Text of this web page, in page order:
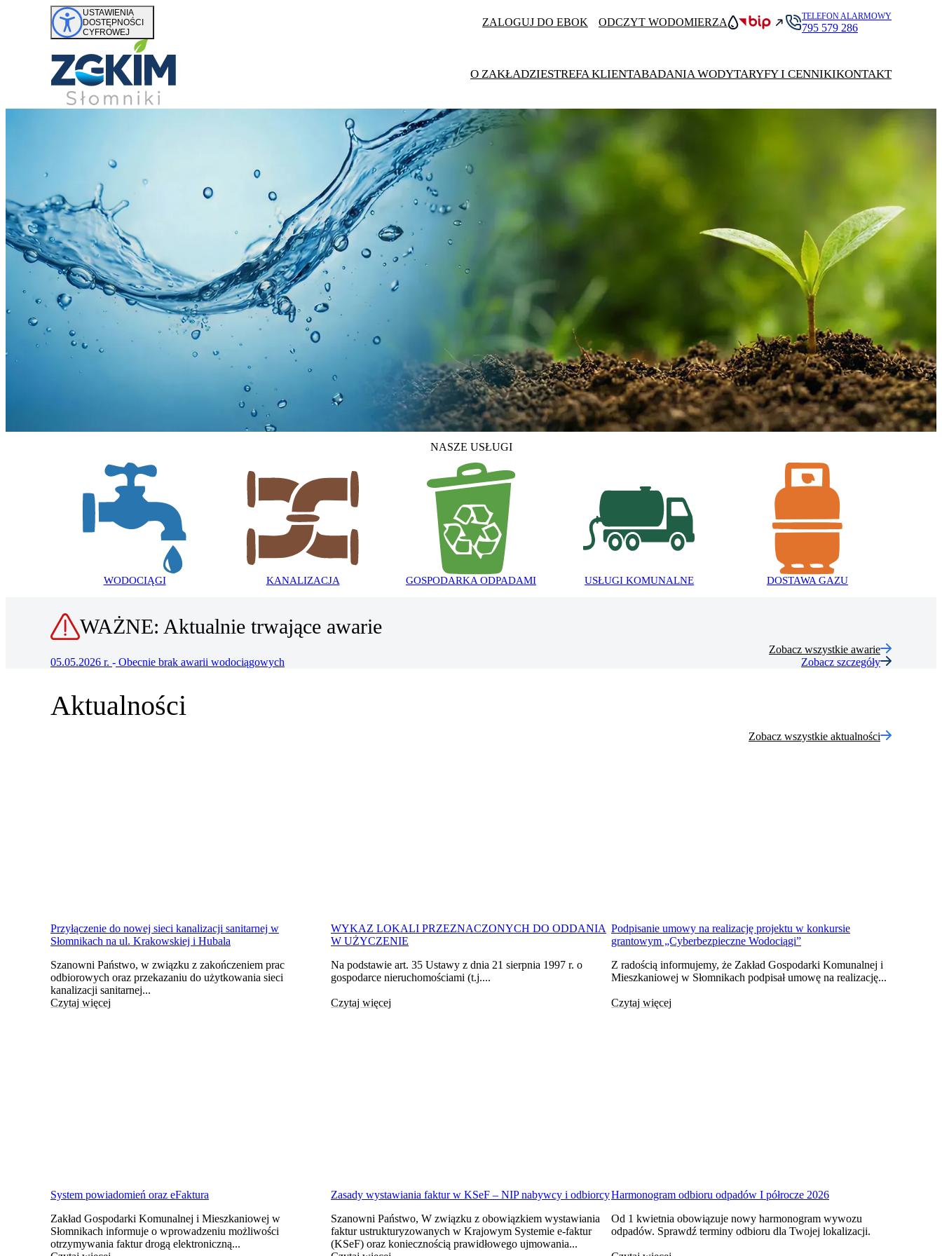
Przejdź do treści USTAWIENIA
DOSTĘPNOŚCI
CYFROWEJ
ZALOGUJ DO EBOK ODCZYT WODOMIERZA
TELEFON ALARMOWY
795 579 286
O ZAKŁADZIESTREFA KLIENTABADANIA WODYTARYFY I CENNIKIKONTAKT
KOMUNALNEJ
I MIESZKANIOWEJ
W SŁOMNIKACH
NASZE USŁUGI
WODOCIĄGI KANALIZACJA GOSPODARKA ODPADAMI USŁUGI KOMUNALNE DOSTAWA GAZU
WAŻNE: Aktualnie trwające awarie
Zobacz wszystkie awarie
05.05.2026 r. - Obecnie brak awarii wodociągowych Zobacz szczegóły
Aktualności
Zobacz wszystkie aktualności
Przyłączenie do nowej sieci kanalizacji sanitarnej w
Słomnikach na ul. Krakowskiej i Hubala
Szanowni Państwo, w związku z zakończeniem prac
odbiorowych oraz przekazaniu do użytkowania sieci
kanalizacji sanitarnej...
Czytaj więcej
WYKAZ LOKALI PRZEZNACZONYCH DO ODDANIA
W UŻYCZENIE
Na podstawie art. 35 Ustawy z dnia 21 sierpnia 1997 r. o
gospodarce nieruchomościami (t.j....
Czytaj więcej
Podpisanie umowy na realizację projektu w konkursie
grantowym „Cyberbezpieczne Wodociągi”
Z radością informujemy, że Zakład Gospodarki Komunalnej i
Mieszkaniowej w Słomnikach podpisał umowę na realizację...
Czytaj więcej
System powiadomień oraz eFaktura
Zakład Gospodarki Komunalnej i Mieszkaniowej w
Słomnikach informuje o wprowadzeniu możliwości
otrzymywania faktur drogą elektroniczną...
Zasady wystawiania faktur w KSeF – NIP nabywcy i odbiorcy
Szanowni Państwo, W związku z obowiązkiem wystawiania
faktur ustrukturyzowanych w Krajowym Systemie e-faktur
(KSeF) oraz koniecznością prawidłowego ujmowania...
Harmonogram odbioru odpadów I półrocze 2026
Od 1 kwietnia obowiązuje nowy harmonogram wywozu
odpadów. Sprawdź terminy odbioru dla Twojej lokalizacji.